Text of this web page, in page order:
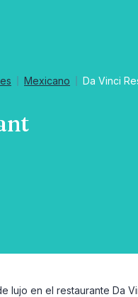
Mexicano Da Vinci
lujo en el restaurante Da